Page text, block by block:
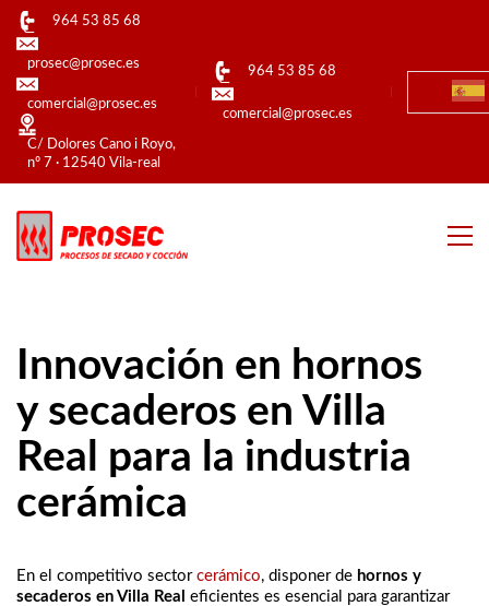
964 53 85 68
prosec@prosec.es
comercial@prosec.es
C/ Dolores Cano i Royo,
nº 7 · 12540 Vila-real
964 53 85 68
comercial@prosec.es
Innovación en hornos
y secaderos en Villa
Real para la industria
cerámica
En el competitivo sector cerámico, disponer de hornos y
secaderos en Villa Real eficientes es esencial para garantizar